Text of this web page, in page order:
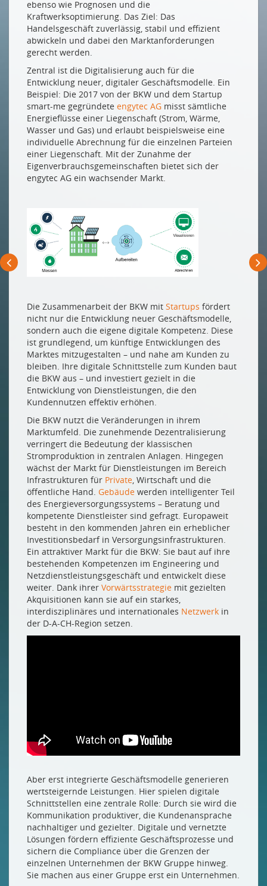
ebenso wie Prognosen und die
Kraftwerksoptimierung. Das Ziel: Das
Handelsgeschäft zuverlässig, stabil und effizient
abwickeln und dabei den Marktanforderungen
gerecht werden.
Zentral ist die Digitalisierung auch für die
Entwicklung neuer, digitaler Geschäftsmodelle. Ein
Beispiel: Die 2017 von der BKW und dem Startup
smart-me gegründete engytec AG misst sämtliche
Energieflüsse einer Liegenschaft (Strom, Wärme,
Wasser und Gas) und erlaubt beispielsweise eine
individuelle Abrechnung für die einzelnen Parteien
einer Liegenschaft. Mit der Zunahme der
Eigenverbrauchsgemeinschaften bietet sich der
engytec AG ein wachsender Markt.
Die Zusammenarbeit der BKW mit Startups fördert
nicht nur die Entwicklung neuer Geschäftsmodelle,
sondern auch die eigene digitale Kompetenz. Diese
ist grundlegend, um künftige Entwicklungen des
Marktes mitzugestalten – und nahe am Kunden zu
bleiben. Ihre digitale Schnittstelle zum Kunden baut
die BKW aus – und investiert gezielt in die
Entwicklung von Dienstleistungen, die den
Kundennutzen effektiv erhöhen.
Die BKW nutzt die Veränderungen in ihrem
Marktumfeld. Die zunehmende Dezentralisierung
verringert die Bedeutung der klassischen
Stromproduktion in zentralen Anlagen. Hingegen
wächst der Markt für Dienstleistungen im Bereich
Infrastrukturen für Private , Wirtschaft und die
öffentliche Hand. Gebäude werden intelligenter Teil
des Energieversorgungssystems – Beratung und
kompetente Dienstleister sind gefragt. Europaweit
besteht in den kommenden Jahren ein erheblicher
Investitionsbedarf in Versorgungsinfrastrukturen.
Ein attraktiver Markt für die BKW: Sie baut auf ihre
bestehenden Kompetenzen im Engineering und
Netzdienstleistungs­geschäft und entwickelt diese
weiter. Dank ihrer Vorwärtsstrategie mit gezielten
Akquisitionen kann sie auf ein starkes,
interdisziplinäres und internationales Netzwerk in
der D-A-CH-Region setzen.
Aber erst integrierte Geschäftsmodelle generieren
wertsteigernde Leistungen. Hier spielen digitale
Schnittstellen eine zentrale Rolle: Durch sie wird die
Kommunikation produktiver, die Kundenansprache
nachhaltiger und gezielter. Digitale und vernetzte
Lösungen fördern effiziente Geschäftsprozesse und
sichern die Compliance über die Grenzen der
einzelnen Unternehmen der BKW Gruppe hinweg.
Sie machen aus einer Gruppe erst ein Unternehmen.